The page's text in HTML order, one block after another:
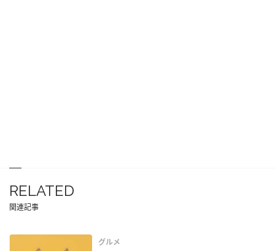
RELATED
関連記事
グルメ